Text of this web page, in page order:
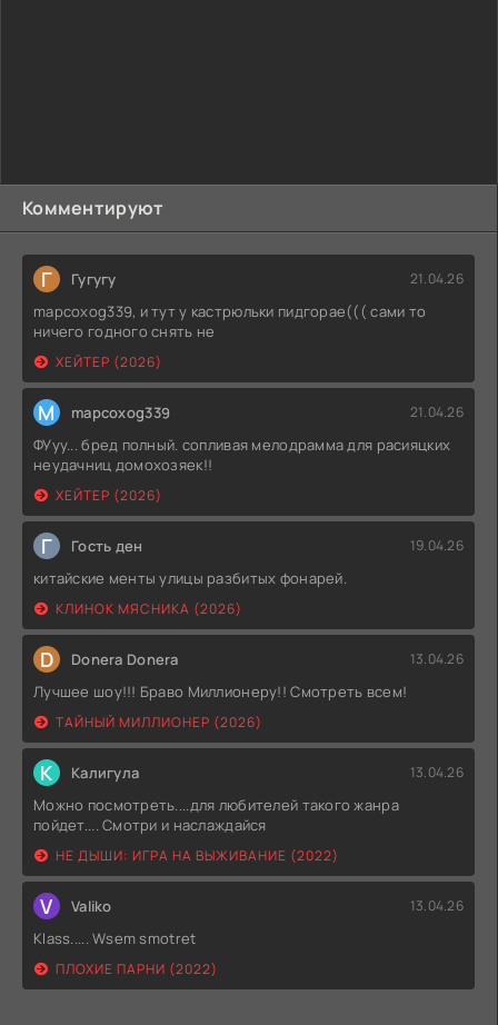
Комментируют
Г Гугугу 21.04.26
mapcoxog339, и тут у кастрюльки пидгорае((( сами то
ничего годного снять не
ХЕЙТЕР (2026)
M mapcoxog339 21.04.26
ФУуу... бред полный. сопливая мелодрамма для расияцких
неудачниц домохозяек!!
ХЕЙТЕР (2026)
Г Гость ден 19.04.26
китайские менты улицы разбитых фонарей.
КЛИНОК МЯСНИКА (2026)
D Donera Donera 13.04.26
Лучшее шоу!!! Браво Миллионеру!! Смотреть всем!
ТАЙНЫЙ МИЛЛИОНЕР (2026)
К Калигула 13.04.26
Можно посмотреть....для любителей такого жанра
пойдет.... Смотри и наслаждайся
НЕ ДЫШИ: ИГРА НА ВЫЖИВАНИЕ (2022)
V Valiko 13.04.26
Klass..... Wsem smotret
ПЛОХИЕ ПАРНИ (2022)